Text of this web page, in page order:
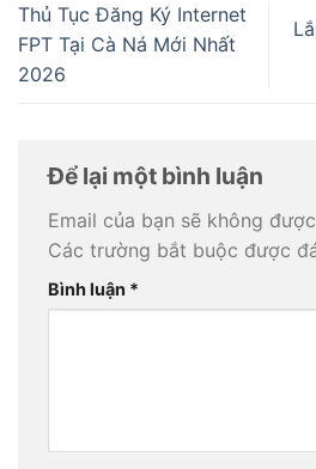
Thủ Tục Đăng Ký Internet
FPT Tại Cà Ná Mới Nhất
2026
Để lại một bình luận
Email của bạn sẽ không
Các trường bắt buộc được
Bình luận *